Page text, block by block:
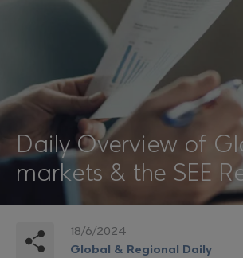
Daily Overview of
markets & the SEE
18/6/2024
Global & Regional Daily